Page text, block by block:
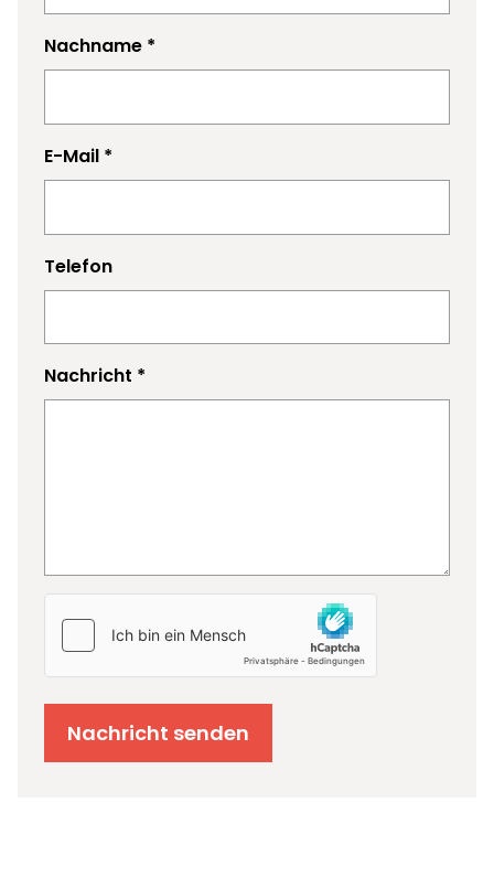
Nachname *
E-Mail *
Telefon
Nachricht *
Nachricht senden